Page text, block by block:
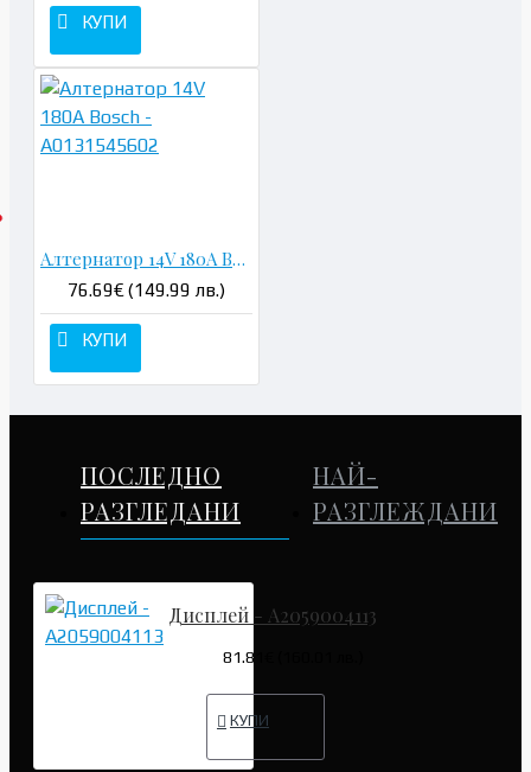
КУПИ
Алтернатор 14V 180A Bosch - A0131545602
76.69€ (149.99 лв.)
КУПИ
ПОСЛЕДНО
РАЗГЛЕДАНИ
НАЙ-
РАЗГЛЕЖДАНИ
Дисплей - A2059004113
81.81€ (160.01 лв.)
КУПИ